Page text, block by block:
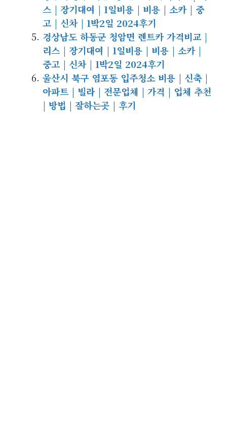
스 | 장기대여 | 1일비용 | 비용 | 소카 | 중
고 | 신차 | 1박2일 2024후기
경상남도 하동군 청암면 렌트카 가격비교 |
리스 | 장기대여 | 1일비용 | 비용 | 소카 |
중고 | 신차 | 1박2일 2024후기
울산시 북구 염포동 입주청소 비용 | 신축 |
아파트 | 빌라 | 전문업체 | 가격 | 업체 추천
| 방법 | 잘하는곳 | 후기